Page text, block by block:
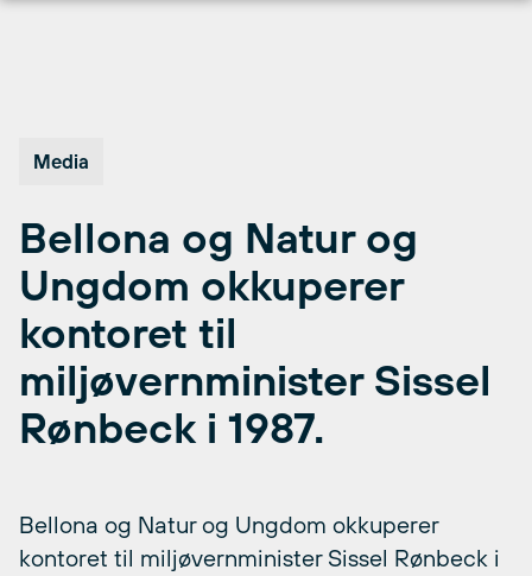
Media
Bellona og Natur og
Ungdom okkuperer
kontoret til
miljøvernminister Sissel
Rønbeck i 1987.
Bellona og Natur og Ungdom okkuperer
kontoret til miljøvernminister Sissel Rønbeck i